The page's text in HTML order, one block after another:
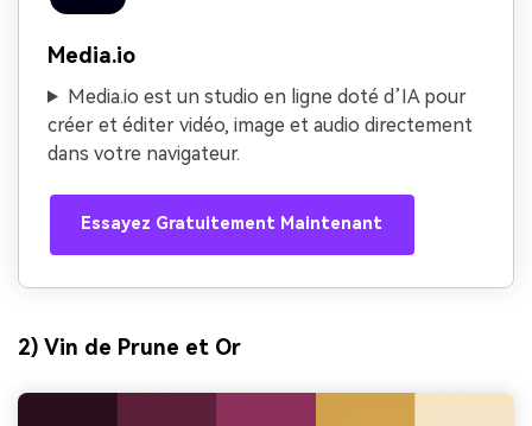
Media.io
Media.io est un studio en ligne doté d’IA pour
créer et éditer vidéo, image et audio directement
dans votre navigateur.
Essayez Gratuitement Maintenant
2) Vin de Prune et Or